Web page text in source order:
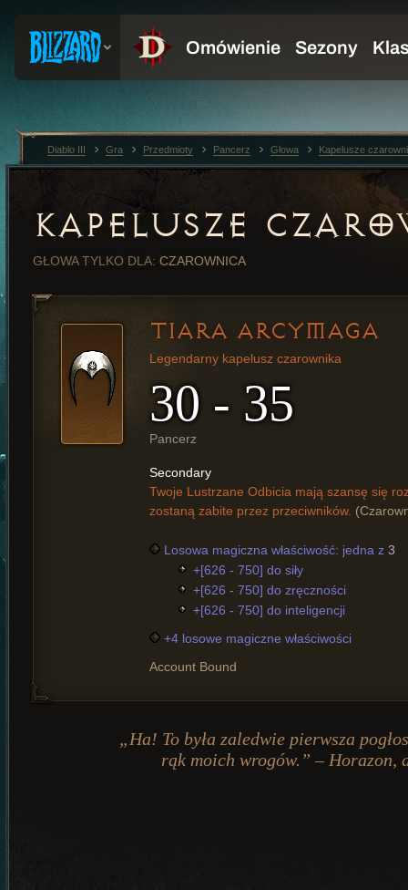
KAPELUSZE
GŁOWATYLKO DLA: CZAROWNICA
TIARA ARCYMAGA
Legendarny kapelusz czarownika
30 - 35
Pancerz
Secondary
Twoje Lustrzane Odbicia mają szansę się
zostaną zabite przez przeciwników.
Losowa magiczna właściwość: jedna z 3
+[626 - 750] do siły
+[626 - 750] do zręczności
+[626 - 750] do inteligencji
+4 losowe magiczne właściwości
Account Bound
„Ha! To była zaledwie pierwsza
rąk moich wrogów.” – Horazon,
Diablo III Gra Przedmioty Pancerz Głowa Kapelusze